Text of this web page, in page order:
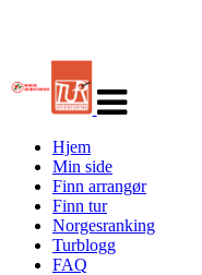
navigasjon
Hjem
Min side
Finn arrangør
Finn tur
Norgesranking
Turblogg
FAQ